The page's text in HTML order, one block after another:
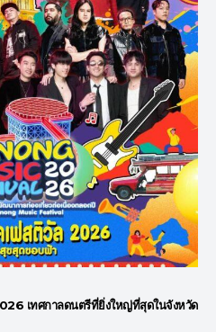
เทศกาลดนตรีที่ยิ่งใหญ่ที่สุดในจังหวัด